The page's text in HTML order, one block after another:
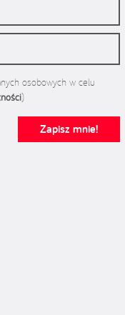
osobowych w celu
)
Zapisz mnie!